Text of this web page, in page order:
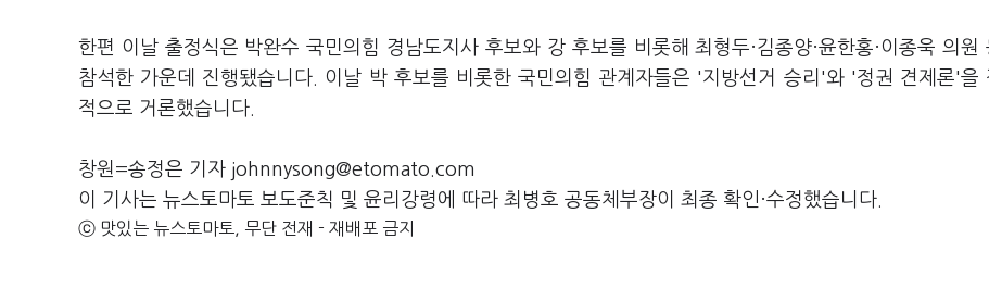
한편 이날 출정식은 박완수 국민의힘 경남도지사 후보와 강 후보를 비롯해 최형두·김종양·윤한홍·이종욱 의원
참석한 가운데 진행됐습니다. 이날 박 후보를 비롯한 국민의힘 관계자들은 '지방선거 승리'와 '정권 견제론'을
적으로 거론했습니다.
창원=송정은 기자 johnnysong@etomato.com
이 기사는 뉴스토마토 보도준칙 및 윤리강령에 따라 최병호 공동체부장이 최종 확인·수정했습니다.
ⓒ 맛있는 뉴스토마토, 무단 전재 - 재배포 금지